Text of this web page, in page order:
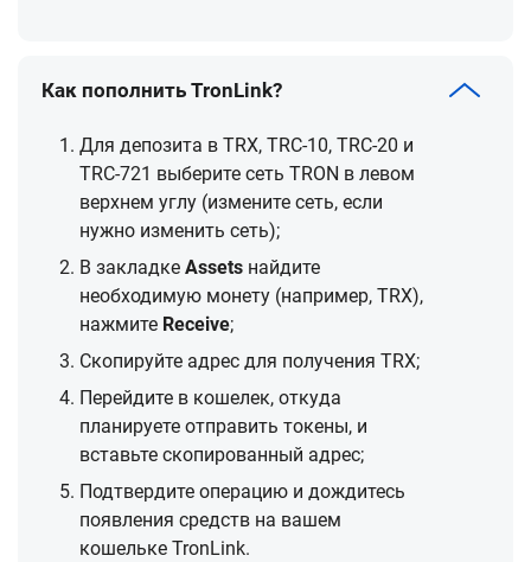
Как пополнить TronLink?
Для депозита в TRX, TRC-10, TRC-20 и
TRC-721 выберите сеть TRON в левом
верхнем углу (измените сеть, если
нужно изменить сеть);
В закладке Assets найдите
необходимую монету (например, TRX),
нажмите Receive;
Скопируйте адрес для получения TRX;
Перейдите в кошелек, откуда
планируете отправить токены, и
вставьте скопированный адрес;
Подтвердите операцию и дождитесь
появления средств на вашем
кошельке TronLink.